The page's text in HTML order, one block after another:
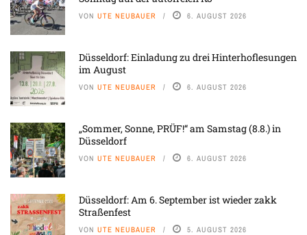
VON UTE NEUBAUER 6. AUGUST 2026
Düsseldorf: Einladung zu drei Hinterhoflesungen
im August
VON UTE NEUBAUER 6. AUGUST 2026
„Sommer, Sonne, PRÜF!“ am Samstag (8.8.) in
Düsseldorf
VON UTE NEUBAUER 6. AUGUST 2026
Düsseldorf: Am 6. September ist wieder zakk
Straßenfest
VON UTE NEUBAUER 5. AUGUST 2026